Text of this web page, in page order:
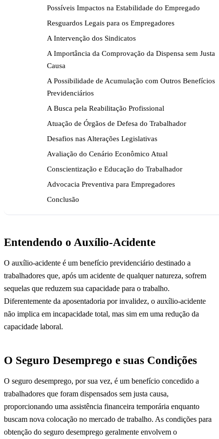
Possíveis Impactos na Estabilidade do Empregado
Resguardos Legais para os Empregadores
A Intervenção dos Sindicatos
A Importância da Comprovação da Dispensa sem Justa
Causa
A Possibilidade de Acumulação com Outros Benefícios
Previdenciários
A Busca pela Reabilitação Profissional
Atuação de Órgãos de Defesa do Trabalhador
Desafios nas Alterações Legislativas
Avaliação do Cenário Econômico Atual
Conscientização e Educação do Trabalhador
Advocacia Preventiva para Empregadores
Conclusão
Entendendo o Auxílio-Acidente
O auxílio-acidente é um benefício previdenciário destinado a
trabalhadores que, após um acidente de qualquer natureza, sofrem
sequelas que reduzem sua capacidade para o trabalho.
Diferentemente da aposentadoria por invalidez, o auxílio-acidente
não implica em incapacidade total, mas sim em uma redução da
capacidade laboral.
O Seguro Desemprego e suas Condições
O seguro desemprego, por sua vez, é um benefício concedido a
trabalhadores que foram dispensados sem justa causa,
proporcionando uma assistência financeira temporária enquanto
buscam nova colocação no mercado de trabalho. As condições para
obtenção do seguro desemprego geralmente envolvem o